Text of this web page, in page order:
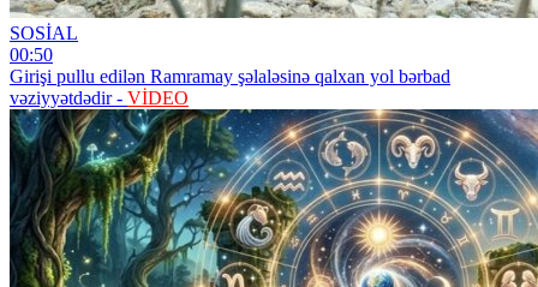
SOSİAL
00:50
Girişi pullu edilən Ramramay şəlaləsinə qalxan yol bərbad
vəziyyətdədir - VİDEO